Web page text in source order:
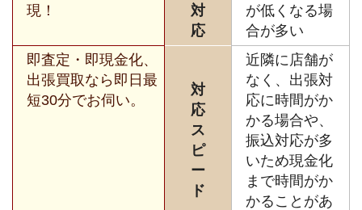
現！
対
応
が低くなる場
合が多い
即査定・即現金化、
出張買取なら即日最
短30分でお伺い。
対
応
ス
ピ
ー
ド
近隣に店舗が
なく、出張対
応に時間がか
かる場合や、
振込対応が多
いため現金化
まで時間がか
かることがあ